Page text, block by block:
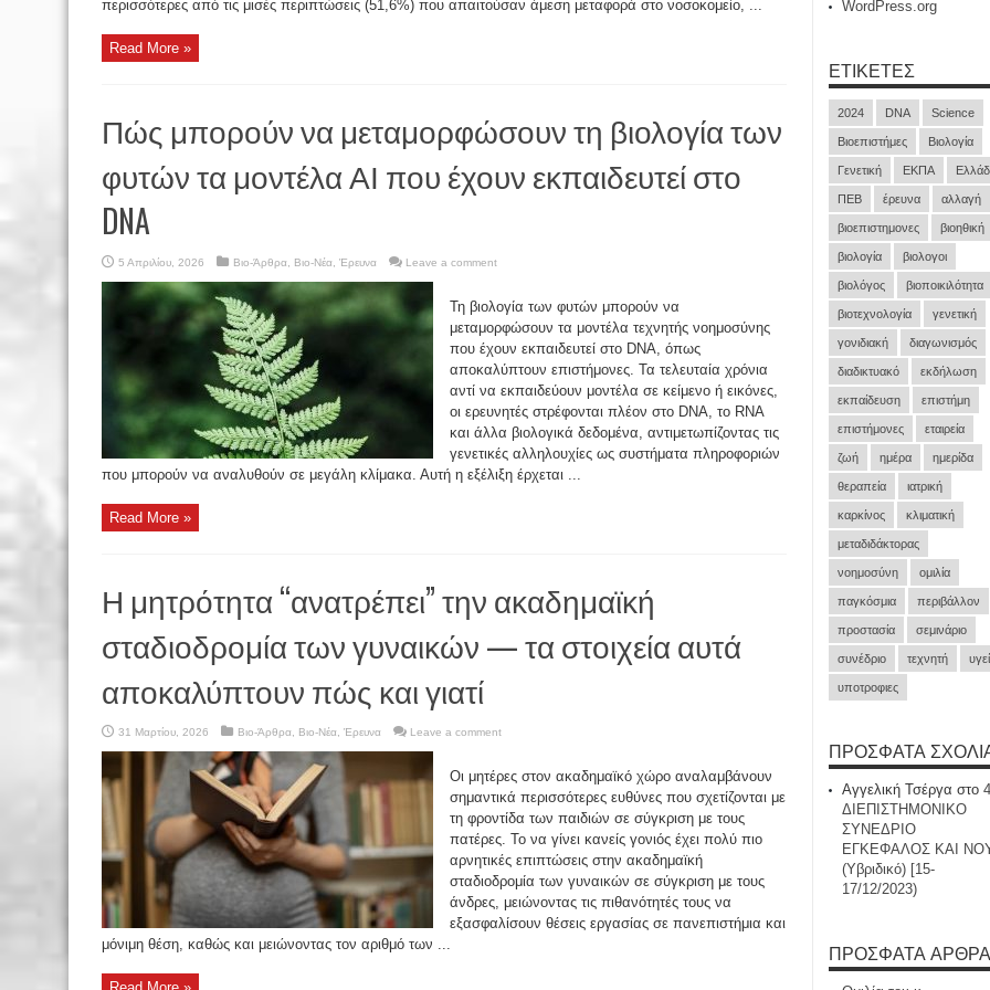
περισσότερες από τις μισές περιπτώσεις (51,6%) που απαιτούσαν άμεση μεταφορά στο νοσοκομείο, ...
Read More »
Πώς μπορούν να μεταμορφώσουν τη βιολογία των
φυτών τα μοντέλα ΑΙ που έχουν εκπαιδευτεί στο
DNA
5 Απριλίου, 2026 Βιο-Άρθρα Βιο-Νέα Έρευνα Leave a comment
Τη βιολογία των φυτών μπορούν να
μεταμορφώσουν τα μοντέλα τεχνητής νοημοσύνης
που έχουν εκπαιδευτεί στο DNA, όπως
αποκαλύπτουν επιστήμονες. Τα τελευταία χρόνια
αντί να εκπαιδεύουν μοντέλα σε κείμενο ή εικόνες,
οι ερευνητές στρέφονται πλέον στο DNA, το RNA
και άλλα βιολογικά δεδομένα, αντιμετωπίζοντας τις
γενετικές αλληλουχίες ως συστήματα πληροφοριών
που μπορούν να αναλυθούν σε μεγάλη κλίμακα. Αυτή η εξέλιξη έρχεται ...
Read More »
Η μητρότητα “ανατρέπει” την ακαδημαϊκή
σταδιοδρομία των γυναικών — τα στοιχεία αυτά
αποκαλύπτουν πώς και γιατί
31 Μαρτίου, 2026 Βιο-Άρθρα Βιο-Νέα Έρευνα Leave a comment
Οι μητέρες στον ακαδημαϊκό χώρο αναλαμβάνουν
σημαντικά περισσότερες ευθύνες που σχετίζονται με
τη φροντίδα των παιδιών σε σύγκριση με τους
πατέρες. Το να γίνει κανείς γονιός έχει πολύ πιο
αρνητικές επιπτώσεις στην ακαδημαϊκή
σταδιοδρομία των γυναικών σε σύγκριση με τους
άνδρες, μειώνοντας τις πιθανότητές τους να
εξασφαλίσουν θέσεις εργασίας σε πανεπιστήμια και
μόνιμη θέση, καθώς και μειώνοντας τον αριθμό των ...
WordPress.org
ΕΤΙΚΈΤΕΣ
2024 DNA Science
Βιοεπιστήμες Βιολογία
Γενετική ΕΚΠΑ
ΠΕΒ έρευνα αλλαγή
βιοεπιστημονες βιοηθική
βιολογία βιολογοι
βιολόγος βιοποικιλότητα
βιοτεχνολογία γενετική
γονιδιακή διαγωνισμός
διαδικτυακό εκδήλωση
εκπαίδευση επιστήμη
επιστήμονες εταιρεία
ζωή ημέρα ημερίδα
θεραπεία ιατρική
καρκίνος κλιματική
μεταδιδάκτορας
νοημοσύνη ομιλία
παγκόσμια περιβάλλον
προστασία σεμινάριο
συνέδριο τεχνητή
υποτροφιες
ΠΡΌΣΦΑΤΑ
Αγγελική Τσέργα στο
ΔΙΕΠΙΣΤΗΜΟΝΙΚΟ
ΣΥΝΕΔΡΙΟ
ΕΓΚΕΦΑΛΟΣ ΚΑΙ
(Υβριδικό) [15-
17/12/2023)
ΠΡΌΣΦΑΤΑ ΆΡΘΡΑ